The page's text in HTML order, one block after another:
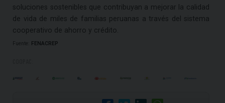
soluciones sostenibles que contribuyan a mejorar la calidad
de vida de miles de familias peruanas a través del sistema
cooperativo de ahorro y crédito.
Fuente: FENACREP